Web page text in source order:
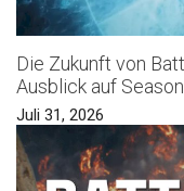
Die Zukunft von
Ausblick auf
Juli 31, 2026